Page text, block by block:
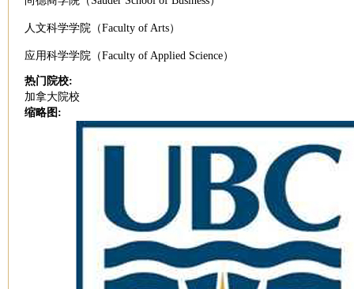
人文科学学院（Faculty of Arts）
应用科学学院（Faculty of Applied Science）
热门院校:
加拿大院校
缩略图: